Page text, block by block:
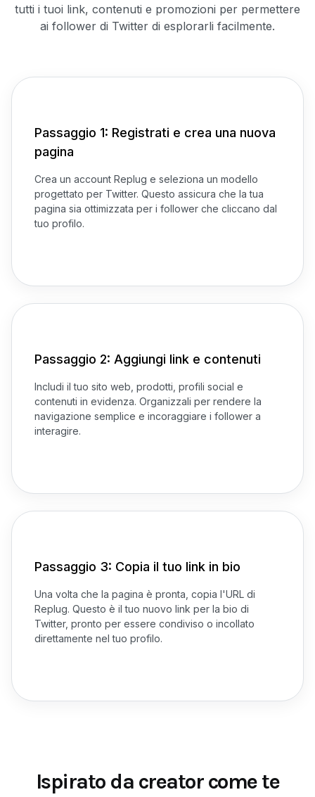
tutti i tuoi link, contenuti e promozioni per permettere
ai follower di Twitter di esplorarli facilmente.
Passaggio 1: Registrati e crea una nuova
pagina
Crea un account Replug e seleziona un modello
progettato per Twitter. Questo assicura che la tua
pagina sia ottimizzata per i follower che cliccano dal
tuo profilo.
Passaggio 2: Aggiungi link e contenuti
Includi il tuo sito web, prodotti, profili social e
contenuti in evidenza. Organizzali per rendere la
navigazione semplice e incoraggiare i follower a
interagire.
Passaggio 3: Copia il tuo link in bio
Una volta che la pagina è pronta, copia l'URL di
Replug. Questo è il tuo nuovo link per la bio di
Twitter, pronto per essere condiviso o incollato
direttamente nel tuo profilo.
Ispirato da creator come te